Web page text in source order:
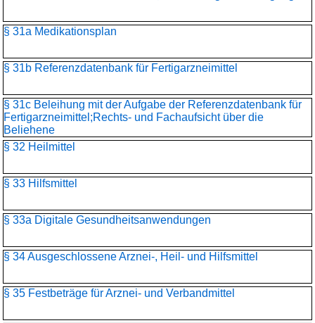
§ 31a Medikationsplan
§ 31b Referenzdatenbank für Fertigarzneimittel
§ 31c Beleihung mit der Aufgabe der Referenzdatenbank für
Fertigarzneimittel;Rechts- und Fachaufsicht über die
Beliehene
§ 32 Heilmittel
§ 33 Hilfsmittel
§ 33a Digitale Gesundheitsanwendungen
§ 34 Ausgeschlossene Arznei-, Heil- und Hilfsmittel
§ 35 Festbeträge für Arznei- und Verbandmittel